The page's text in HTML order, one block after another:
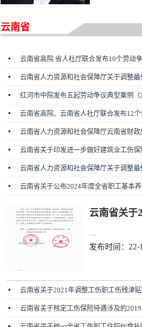
云南省
云南省高院 省人社厅联合发布10个劳动争
云南省人力资源和社会保障厅关于调整最
红河市中院发布五起劳动争议典型案例（
云南省高院、云南省人社厅联合发布12个
云南省人力资源和社会保障厅云南省财政
云南省关于印发进一步做好建筑业工伤保
云南省人力资源和社会保障厅关于调整最
云南省关于公布2024年度全省职工基本养
云南省关于
发布时间：22-
云南省关于2021年调整工伤职工伤残津贴
云南省关于核定工伤保险待遇涉及的2019